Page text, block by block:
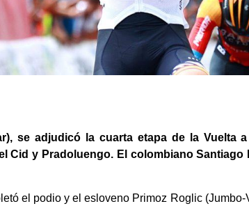
se adjudicó la cuarta etapa de la
Cid y Pradoluengo. El colombiano
el podio y el esloveno Primoz Roglic